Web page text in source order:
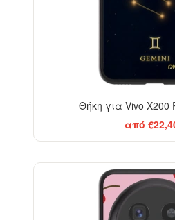
Θήκη για Vivo X200
από